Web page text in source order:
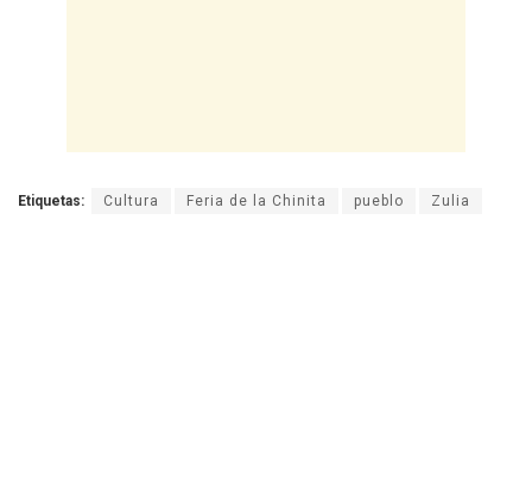
Etiquetas: Cultura Feria de la Chinita pueblo Zulia